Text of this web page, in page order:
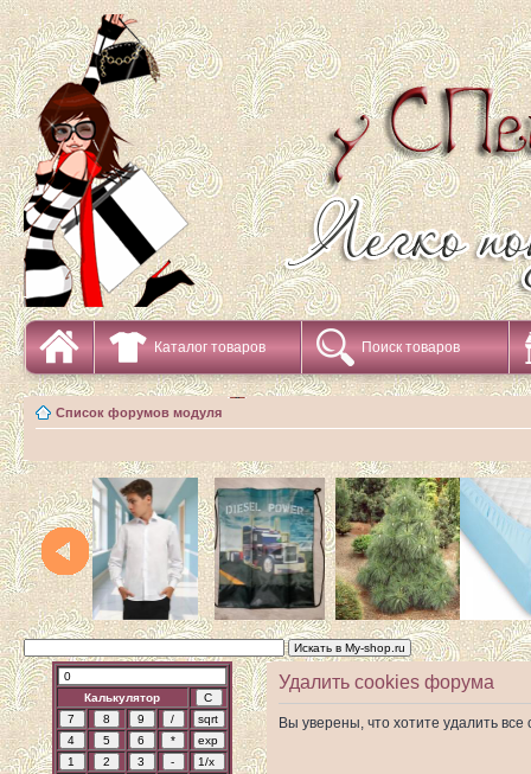
Каталог товаров Поиск товаров
Список форумов модуля
Калькулятор
Удалить cookies форума
Вы уверены, что хотите удалить